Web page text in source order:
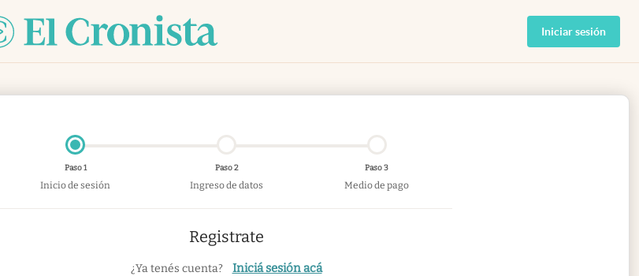
Iniciar sesión
Paso 1
Inicio de sesión
Paso 2
Ingreso de datos
Paso 3
Medio de pago
Registrate
¿Ya tenés cuenta? Iniciá sesión acá